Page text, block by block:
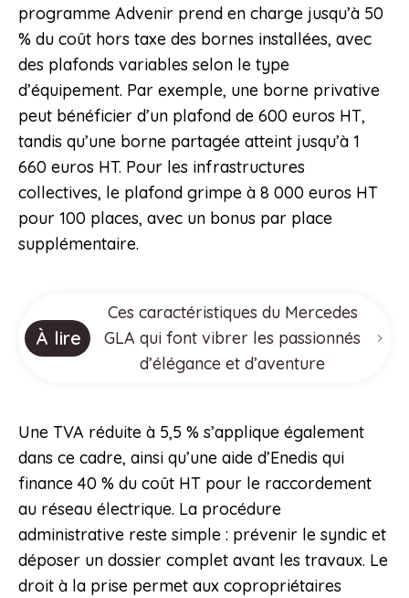
programme Advenir prend en charge jusqu’à 50
% du coût hors taxe des bornes installées, avec
des plafonds variables selon le type
d’équipement. Par exemple, une borne privative
peut bénéficier d’un plafond de 600 euros HT,
tandis qu’une borne partagée atteint jusqu’à 1
660 euros HT. Pour les infrastructures
collectives, le plafond grimpe à 8 000 euros HT
pour 100 places, avec un bonus par place
supplémentaire.
À lire
Ces caractéristiques du Mercedes
GLA qui font vibrer les passionnés
d’élégance et d’aventure
Une TVA réduite à 5,5 % s’applique également
dans ce cadre, ainsi qu’une aide d’Enedis qui
finance 40 % du coût HT pour le raccordement
au réseau électrique. La procédure
administrative reste simple : prévenir le syndic et
déposer un dossier complet avant les travaux. Le
droit à la prise permet aux copropriétaires